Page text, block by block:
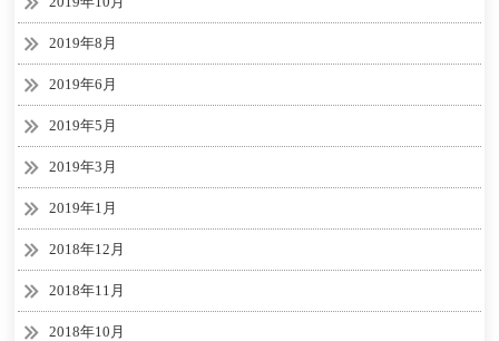
2019年8月
2019年6月
2019年5月
2019年3月
2019年1月
2018年12月
2018年11月
2018年10月